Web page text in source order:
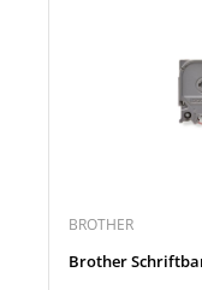
BROTHER
Brother